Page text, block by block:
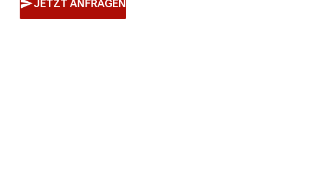
JETZT ANFRAGEN